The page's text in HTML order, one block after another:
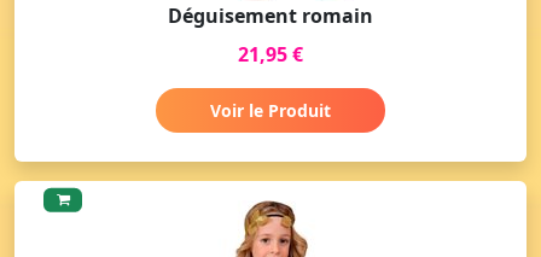
Déguisement romain
21,95 €
Voir le Produit